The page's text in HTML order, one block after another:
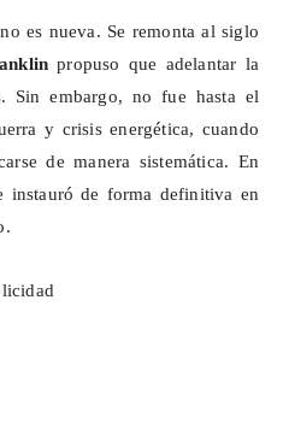
es nueva. Se remonta al siglo
propuso que adelantar la
Sin embargo, no fue hasta el
y crisis energética, cuando
de manera sistemática. En
instauró de forma definitiva en